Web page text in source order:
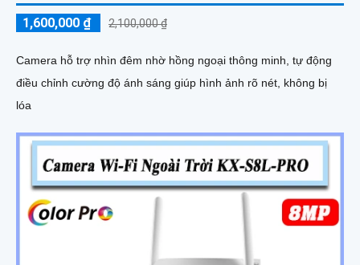
1,600,000 ₫ 2,100,000 ₫
Camera hỗ trợ nhìn đêm nhờ hồng ngoại thông minh, tự động
điều chỉnh cường độ ánh sáng giúp hình ảnh rõ nét, không bị
lóa